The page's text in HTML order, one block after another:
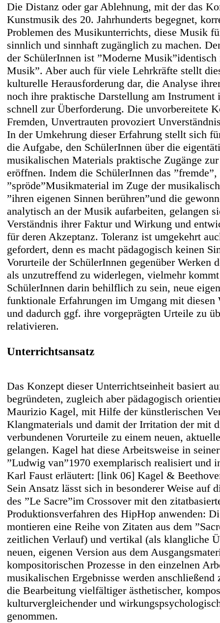
Die Distanz oder gar Ablehnung, mit der das
Kunstmusik des 20. Jahrhunderts begegnet,
Problemen des Musikunterrichts, diese Musik
sinnlich und sinnhaft zugänglich zu machen.
der SchülerInnen ist ”Moderne Musik”identisch
Musik”. Aber auch für viele Lehrkräfte stellt
kulturelle Herausforderung dar, die Analyse
noch ihre praktische Darstellung am Instrument
schnell zur Überforderung. Die unvorbereitete
Fremden, Unvertrauten provoziert
In der Umkehrung dieser Erfahrung stellt sich
die Aufgabe, den SchülerInnen über die
musikalischen Materials praktische Zugänge
eröffnen. Indem die SchülerInnen das ”fremde”,
”spröde”Musikmaterial im Zuge der
”ihren eigenen Sinnen berühren”und die
analytisch an der Musik aufarbeiten, gelangen
Verständnis ihrer Faktur und Wirkung und
für deren Akzeptanz. Toleranz ist umgekehrt
gefordert, denn es macht pädagogisch keinen
Vorurteile der SchülerInnen gegenüber Werken
als unzutreffend zu widerlegen, vielmehr
SchülerInnen darin behilflich zu sein, neue
funktionale Erfahrungen im Umgang mit diesen
und dadurch ggf. ihre vorgeprägten Urteile zu
relativieren.
Unterrichtsansatz
Das Konzept dieser Unterrichtseinheit basiert
begründeten, zugleich aber pädagogisch
Maurizio Kagel, mit Hilfe der künstlerischen
Klangmaterials und damit der Irritation der mit
verbundenen Vorurteile zu einem neuen,
gelangen. Kagel hat diese Arbeitsweise in
”Ludwig van”1970 exemplarisch realisiert und
Karl Faust erläutert: [link 06] Kagel &
Sein Ansatz lässt sich in besonderer Weise auf
des ”Le Sacre”im Crossover mit den
Produktionsverfahren des HipHop anwenden:
montieren eine Reihe von Zitaten aus dem
zeitlichen Verlauf) und vertikal (als klangliche
neuen, eigenen Version aus dem
kompositorischen Prozesse in den einzelnen
musikalischen Ergebnisse werden
die Bearbeitung vielfältiger ästhetischer,
kulturvergleichender und
genommen.